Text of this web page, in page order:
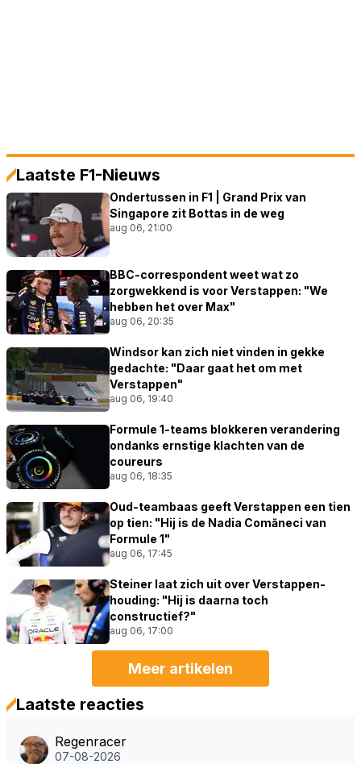
Laatste F1-Nieuws
Ondertussen in F1 | Grand Prix van
Singapore zit Bottas in de weg
aug 06, 21:00
BBC-correspondent weet wat zo
zorgwekkend is voor Verstappen: "We
hebben het over Max"
aug 06, 20:35
Windsor kan zich niet vinden in gekke
gedachte: "Daar gaat het om met
Verstappen"
aug 06, 19:40
Formule 1-teams blokkeren verandering
ondanks ernstige klachten van de
coureurs
aug 06, 18:35
Oud-teambaas geeft Verstappen een tien
op tien: "Hij is de Nadia Comăneci van
Formule 1"
aug 06, 17:45
Steiner laat zich uit over Verstappen-
houding: "Hij is daarna toch
constructief?"
aug 06, 17:00
Meer artikelen
Laatste reacties
Regenracer
07-08-2026